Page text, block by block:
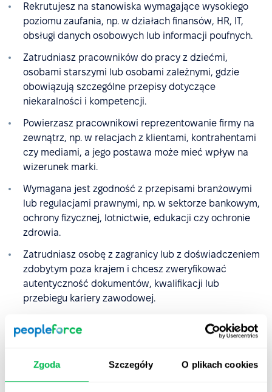
Zgoda Szczegóły O plikach cookies
Rekrutujesz na stanowiska wymagające wysokiego
poziomu zaufania, np. w działach finansów, HR, IT,
obsługi danych osobowych lub informacji poufnych.
Zatrudniasz pracowników do pracy z dziećmi,
osobami starszymi lub osobami zależnymi, gdzie
obowiązują szczególne przepisy dotyczące
niekaralności i kompetencji.
Powierzasz pracownikowi reprezentowanie firmy na
zewnątrz, np. w relacjach z klientami, kontrahentami
czy mediami, a jego postawa może mieć wpływ na
wizerunek marki.
Wymagana jest zgodność z przepisami branżowymi
lub regulacjami prawnymi, np. w sektorze bankowym,
ochrony fizycznej, lotnictwie, edukacji czy ochronie
zdrowia.
Zatrudniasz osobę z zagranicy lub z doświadczeniem
zdobytym poza krajem i chcesz zweryfikować
autentyczność dokumentów, kwalifikacji lub
przebiegu kariery zawodowej.
menedżerskich lub strategicznych, a skutki błędnej
Zauważasz nieścisłości w dokumentach lub w historii
zawodowej kandydata i chcesz potwierdzić ich